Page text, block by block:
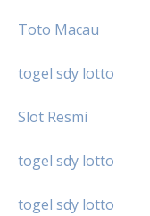
Toto Macau
togel sdy lotto
Slot Resmi
togel sdy lotto
togel sdy lotto